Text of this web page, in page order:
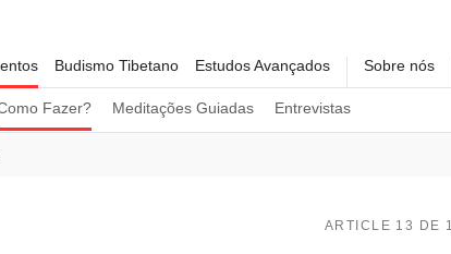
Fazer? Meditações Guiadas Entrevistas
Budismo Tibetano Estudos Avançados Sobre nós
ARTICLE 13 DE